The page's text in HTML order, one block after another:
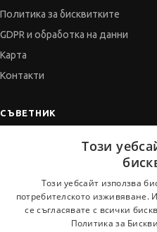
Политика за бисквитките
GDPR и обработка на данни
Карта
Контакти
СЪВЕТНИК
Когато получим оферта
Този
Този уебсайт използва
потребителското изживяване.
се съгласявате с всички
Политика за